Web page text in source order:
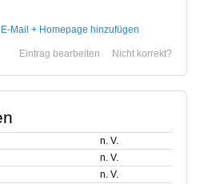
E-Mail + Homepage hinzufügen
Nicht korrekt?
Eintrag bearbeiten
n. V.
n. V.
n. V.